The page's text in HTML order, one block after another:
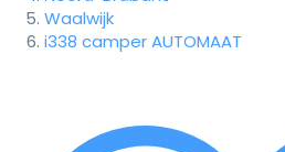
Waalwijk
i338 camper AUTOMAAT